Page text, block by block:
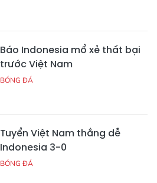
Báo Indonesia mổ xẻ thất bại
trước Việt Nam
BÓNG ĐÁ
Tuyển Việt Nam thắng dễ
Indonesia 3-0
BÓNG ĐÁ